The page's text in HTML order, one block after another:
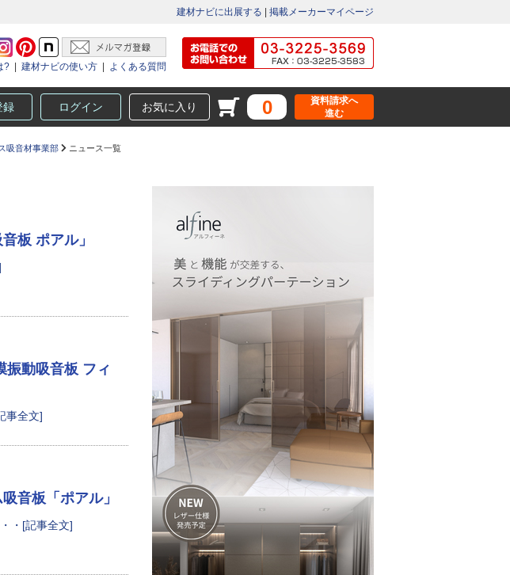
建材ナビに出展する 掲載メーカーマイページ
?
建材ナビの使い方 よくある質問
録 ログイン お気に入り 0
資料請求へ
進む
吸音材事業部 ニュース一覧
板 ポアル」
振動吸音板 フィ
事全文]
音板「ポアル」
・[記事全文]